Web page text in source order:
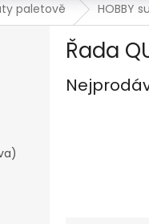
paletově HOBBY
Řada